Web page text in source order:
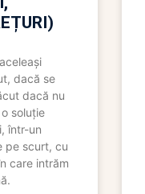
dacă se
dacă nu
soluție
într-un
pe scurt, cu
care intrăm